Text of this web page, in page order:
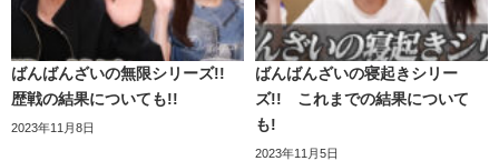
東海オンエアのサブチャンネル、「東海オンエアの控え
室」で一番再生されている動画、「【一応罰ゲーム】りょ
ばんばんざいの無限シリーズ!!
歴戦の結果についても!!
2023年11月8日
ばんばんざいの寝起きシリー
ズ!! これまでの結果について
も!
2023年11月5日